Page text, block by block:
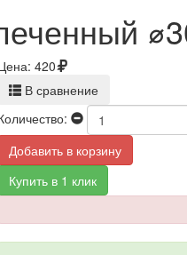
420
В сравнение
Добавить в корзину
Купить в 1 клик